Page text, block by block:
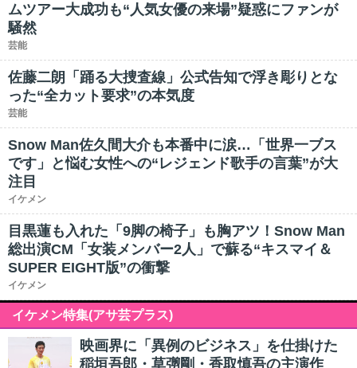
ムツアー大成功も“人気女優の来場”疑惑にファンが
騒然
芸能
佐藤二朗「踊る大捜査線」公式告知で浮き彫りとな
った“全カット要求”の本気度
芸能
Snow Man佐久間大介も本番中に涙…「世界一ブス
です」と悩む女性への“レジェンド歌手の言葉”が大
注目
イケメン
目黒蓮も入れた「9脚の椅子」も胸アツ！Snow Man
総出演CM「女装メンバー2人」で蘇る“キスマイ＆
SUPER EIGHT版”の衝撃
イケメン
イケメン特集(アサ芸プラス)
映画界に「異例のビジネス」を仕掛けた
稲垣吾郎・草彅剛・香取慎吾の主演作